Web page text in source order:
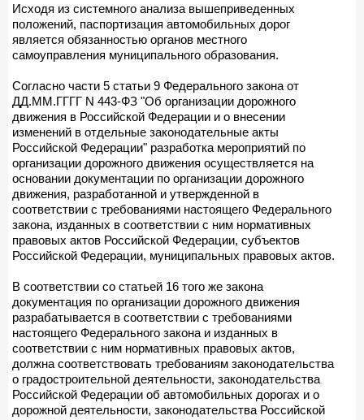
Исходя из системного анализа вышеприведенных
положений, паспортизация автомобильных дорог
является обязанностью органов местного
самоуправления муниципального образования.
Согласно части 5 статьи 9 Федерального закона от
ДД.ММ.ГГГГ N 443-ФЗ "Об организации дорожного
движения в Российской Федерации и о внесении
изменений в отдельные законодательные акты
Российской Федерации" разработка мероприятий по
организации дорожного движения осуществляется на
основании документации по организации дорожного
движения, разработанной и утвержденной в
соответствии с требованиями настоящего Федерального
закона, изданных в соответствии с ним нормативных
правовых актов Российской Федерации, субъектов
Российской Федерации, муниципальных правовых актов.
В соответствии со статьей 16 того же закона
документация по организации дорожного движения
разрабатывается в соответствии с требованиями
настоящего Федерального закона и изданных в
соответствии с ним нормативных правовых актов,
должна соответствовать требованиям законодательства
о градостроительной деятельности, законодательства
Российской Федерации об автомобильных дорогах и о
дорожной деятельности, законодательства Российской